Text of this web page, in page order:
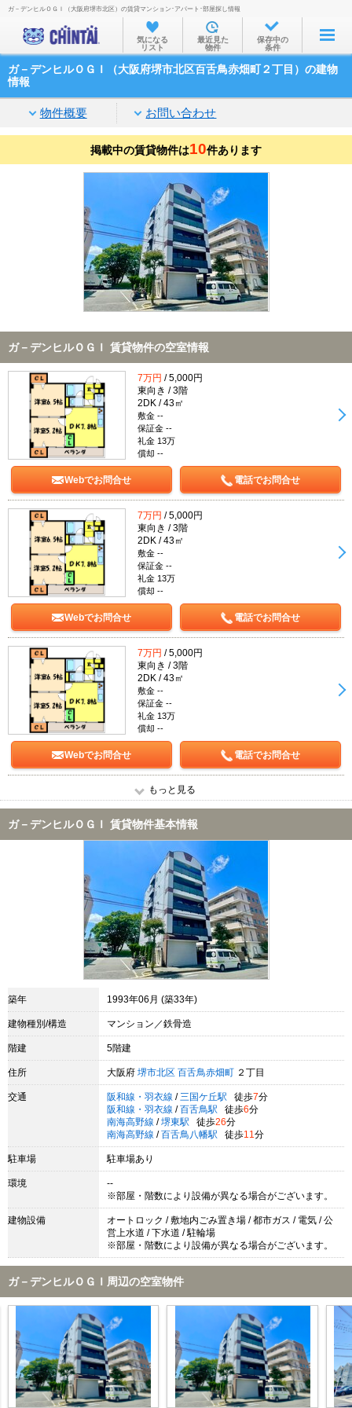
お部屋を探す
沿線・駅から
家賃相場から
通勤通学時間から
物件特集から
不動産会社から
TOP
ガ－デンヒルＯＧＩ（大阪府堺市北区）の賃貸マンション･アパート･部屋探し情報
気になる
リスト
最近見た
物件
保存中の
条件
ガ－デンヒルＯＧＩ（大阪府堺市北区百舌鳥赤畑町２丁目）の建物
情報
物件概要 お問い合わせ
掲載中の賃貸物件は10件あります
ガ－デンヒルＯＧＩ 賃貸物件の空室情報
7万円 / 5,000円
東向き / 3階
2DK / 43㎡
敷金 --
保証金 --
礼金 13万
償却 --
Webでお問合せ 電話でお問合せ
7万円 / 5,000円
東向き / 3階
2DK / 43㎡
敷金 --
保証金 --
礼金 13万
償却 --
Webでお問合せ 電話でお問合せ
7万円 / 5,000円
東向き / 3階
2DK / 43㎡
敷金 --
保証金 --
礼金 13万
償却 --
Webでお問合せ 電話でお問合せ
もっと見る
ガ－デンヒルＯＧＩ 賃貸物件基本情報
築年 1993年06月 (築33年)
建物種別/構造 マンション／鉄骨造
階建 5階建
住所 大阪府 堺市北区 百舌鳥赤畑町 ２丁目
交通 阪和線・羽衣線 / 三国ケ丘駅 徒歩7分
阪和線・羽衣線 / 百舌鳥駅 徒歩6分
南海高野線 / 堺東駅 徒歩26分
南海高野線 / 百舌鳥八幡駅 徒歩11 分
駐車場 駐車場あり
環境
--
※部屋・階数により設備が異なる場合がございます。
建物設備
オートロック / 敷地内ごみ置き場 / 都市ガス / 電気 / 公
営上水道 / 下水道 / 駐輪場
※部屋・階数により設備が異なる場合がございます。
ガ－デンヒルＯＧＩ周辺の空室物件